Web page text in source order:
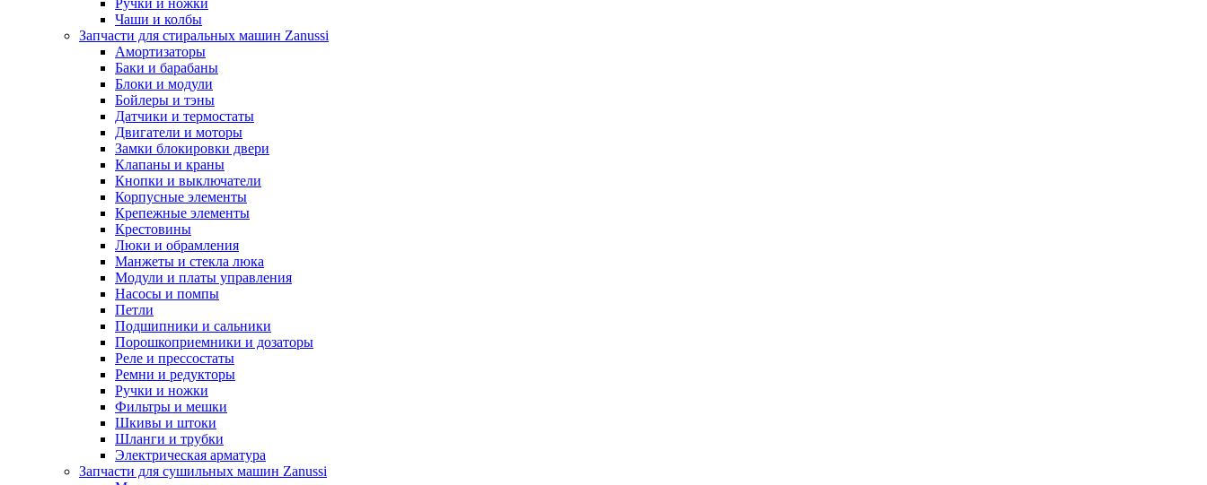
Ручки и ножки
Чаши и колбы
Запчасти для стиральных машин Zanussi
Амортизаторы
Баки и барабаны
Блоки и модули
Бойлеры и тэны
Датчики и термостаты
Двигатели и моторы
Замки блокировки двери
Клапаны и краны
Кнопки и выключатели
Корпусные элементы
Крепежные элементы
Крестовины
Люки и обрамления
Манжеты и стекла люка
Модули и платы управления
Насосы и помпы
Петли
Подшипники и сальники
Порошкоприемники и дозаторы
Реле и прессостаты
Ремни и редукторы
Ручки и ножки
Фильтры и мешки
Шкивы и штоки
Шланги и трубки
Электрическая арматура
Запчасти для сушильных машин Zanussi